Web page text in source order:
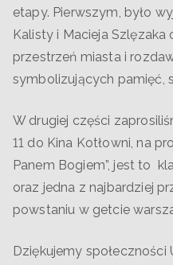
etapy. Pierwszym, było
Kalisty i Macieja Szlęzaka
przestrzeń miasta i
symbolizujących pamięć,
W drugiej części
11 do Kina Kotłowni, na
Panem Bogiem”, jest to
oraz jedna z najbardziej
powstaniu w getcie
Dziękujemy